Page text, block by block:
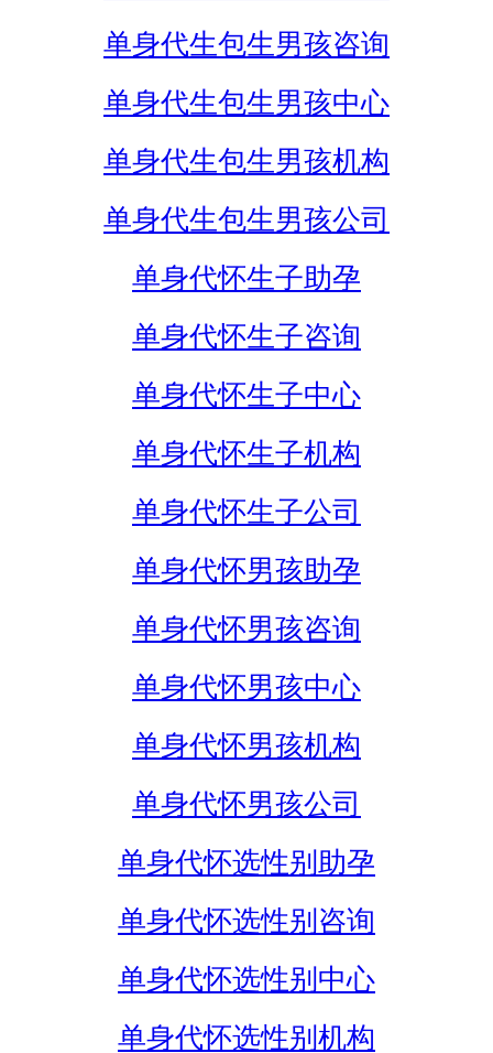
单身代生包生男孩咨询
单身代生包生男孩中心
单身代生包生男孩机构
单身代生包生男孩公司
单身代怀生子助孕
单身代怀生子咨询
单身代怀生子中心
单身代怀生子机构
单身代怀生子公司
单身代怀男孩助孕
单身代怀男孩咨询
单身代怀男孩中心
单身代怀男孩机构
单身代怀男孩公司
单身代怀选性别助孕
单身代怀选性别咨询
单身代怀选性别中心
单身代怀选性别机构